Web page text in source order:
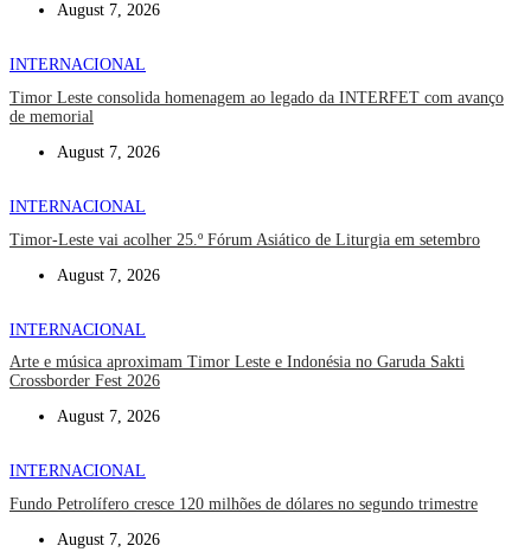
August 7, 2026
INTERNACIONAL
Timor Leste consolida homenagem ao legado da INTERFET com avanço
de memorial
August 7, 2026
INTERNACIONAL
Timor-Leste vai acolher 25.º Fórum Asiático de Liturgia em setembro
August 7, 2026
INTERNACIONAL
Arte e música aproximam Timor Leste e Indonésia no Garuda Sakti
Crossborder Fest 2026
August 7, 2026
INTERNACIONAL
Fundo Petrolífero cresce 120 milhões de dólares no segundo trimestre
August 7, 2026